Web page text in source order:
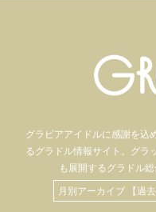
グラビアアイドルに感謝を込
るグラドル情報サイト。 グラ
も 展開するグラドル
月別アーカイブ 【過